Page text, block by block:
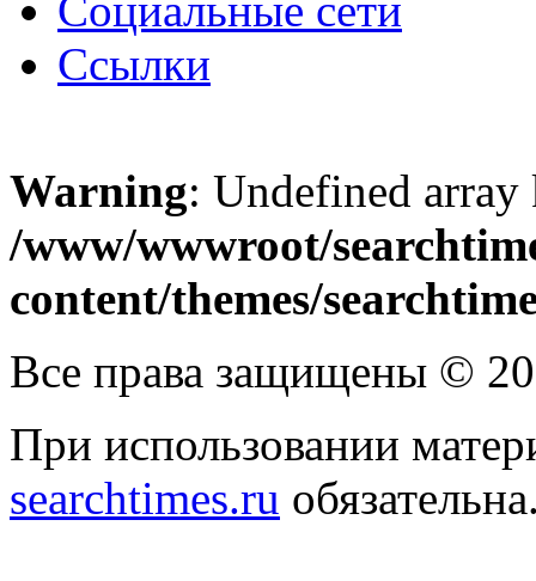
Социальные сети
Ссылки
Warning: Undefined
/www/wwwroot/
content/themes/
Все права защищены ©
При использовании
searchtimes.ru